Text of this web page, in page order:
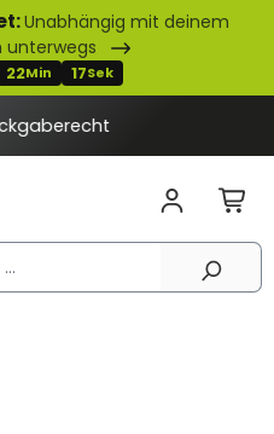
Unabhängig mit deinem
unterwegs
22Min 17Sek